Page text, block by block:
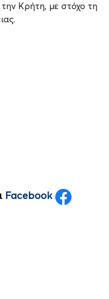
την Κρήτη, με στόχο τη
Facebook